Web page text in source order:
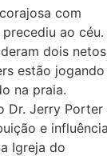
com
ao céu.
dois
estão jogando
na praia.
Dr. Jerry Porter
e
Igreja do